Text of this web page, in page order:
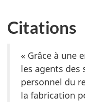
Citations
« Grâce à une
les agents des
personnel du
la fabrication